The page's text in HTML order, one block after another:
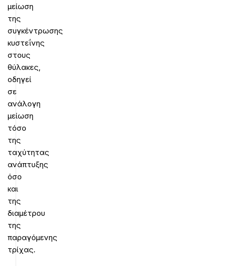
μείωση
της
συγκέντρωσης
κυστεΐνης
στους
θύλακες,
οδηγεί
σε
ανάλογη
μείωση
τόσο
της
ταχύτητας
ανάπτυξης
όσο
και
της
διαμέτρου
της
παραγόμενης
τρίχας.